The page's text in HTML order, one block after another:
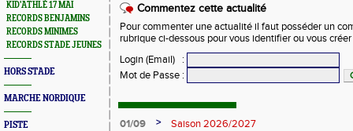
KID'ATHLÉ 17 MAI
RECORDS BENJAMINS
RECORDS MINIMES
RECORDS STADE JEUNES
HORS STADE
MARCHE NORDIQUE
PISTE
Commentez cette actualité
Pour commenter une actualité il faut posséder un
rubrique ci-dessous pour vous identifier ou vous
Login (Email)
:
Mot de Passe :
01/09 >
Saison 2026/2027